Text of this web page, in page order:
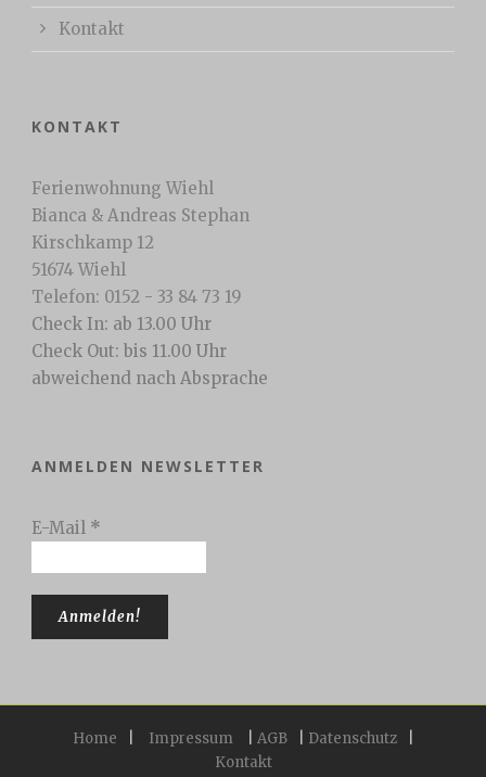
Kontakt
KONTAKT
Ferienwohnung Wiehl
Bianca & Andreas Stephan
Kirschkamp 12
51674 Wiehl
Telefon: 0152 - 33 84 73 19
Check In: ab 13.00 Uhr
Check Out: bis 11.00 Uhr
abweichend nach Absprache
ANMELDEN NEWSLETTER
E-Mail *
Home Impressum AGB Datenschutz
Kontakt